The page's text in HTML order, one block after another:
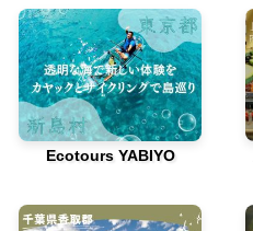
Ecotours YABIYO